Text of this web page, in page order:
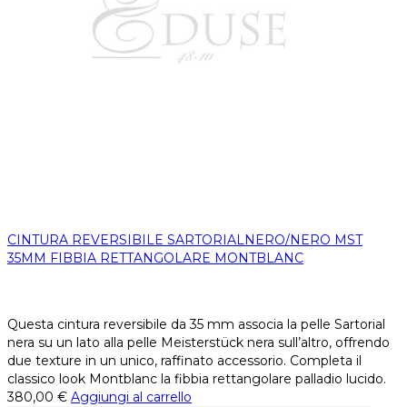
CINTURA REVERSIBILE SARTORIALNERO/NERO MST
35MM FIBBIA RETTANGOLARE MONTBLANC
Questa cintura reversibile da 35 mm associa la pelle Sartorial
nera su un lato alla pelle Meisterstück nera sull’altro, offrendo
due texture in un unico, raffinato accessorio. Completa il
classico look Montblanc la fibbia rettangolare palladio lucido.
380,00 € Aggiungi al carrello